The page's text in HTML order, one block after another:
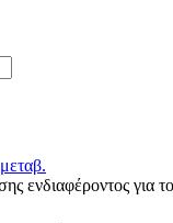
ενδιαφέροντος για